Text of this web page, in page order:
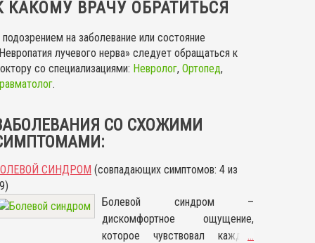
КАКОМУ ВРАЧУ ОБРАТИТЬСЯ
на заболевание или состояние
лучевого нерва» следует обращаться к
со специализациями: Невролог, Ортопед,
.
СО СХОЖИМИ
СИНДРОМ (совпадающих симптомов: 4 из
Болевой синдром –
дискомфортное ощущение,
которое чувствовал каждый
...